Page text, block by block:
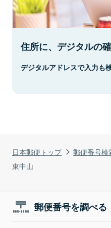
日本郵便トップ 郵便番号検
東中山
住所に、デジタルの確
デジタルアドレスで入力も
郵便番号を調べる